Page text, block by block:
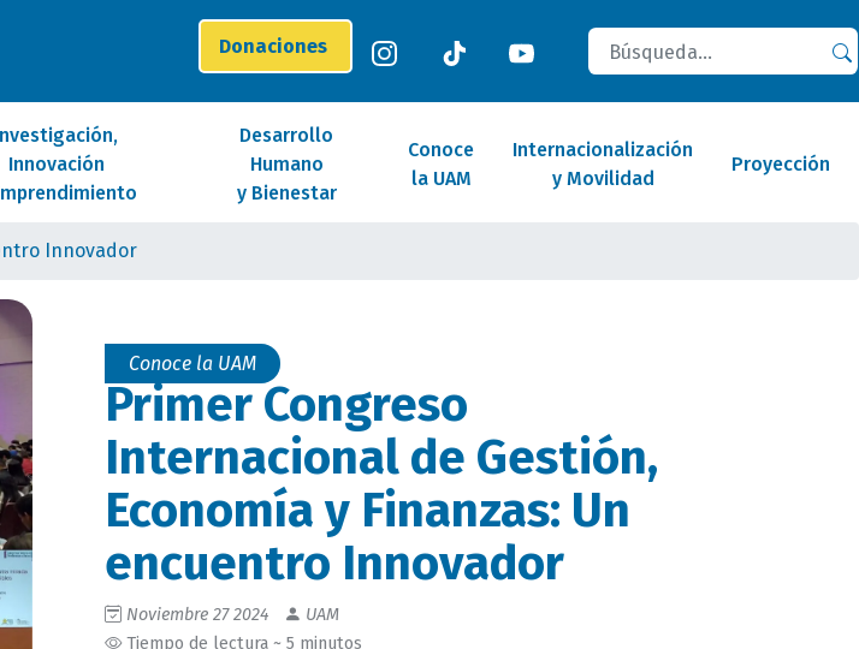
Donaciones
Buscar
Innovación
Desarrollo
Humano
y Bienestar
Conoce
la UAM
Internacionalización
y Movilidad
Proyección
Innovador
Conoce la UAM
Primer Congreso
Internacional de Gestión,
Economía y Finanzas: Un
encuentro Innovador
Noviembre 27 2024
UAM
Tiempo de lectura ~ 5 minutos